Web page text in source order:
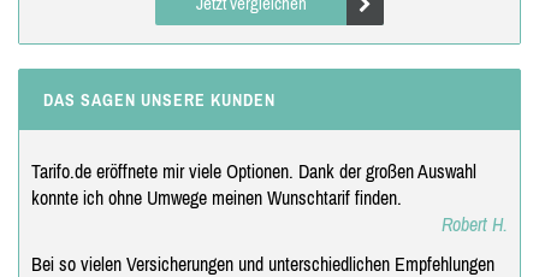
DAS SAGEN UNSERE KUNDEN
Tarifo.de eröffnete mir viele Optionen. Dank der großen Auswahl
konnte ich ohne Umwege meinen Wunschtarif finden.
Robert H.
Bei so vielen Versicherungen und unterschiedlichen Empfehlungen